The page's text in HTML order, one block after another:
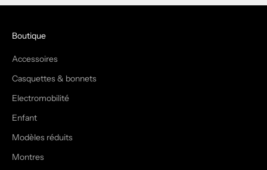
Boutique
Accessoires
Casquettes & bonnets
Electromobilité
Enfant
Modèles réduits
Montres